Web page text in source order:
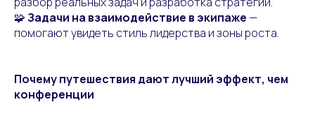
🧩Задачи на взаимодействие в экипаже —
помогают увидеть стиль лидерства и зоны роста.
Почему путешествия дают лучший эффект, чем
конференции